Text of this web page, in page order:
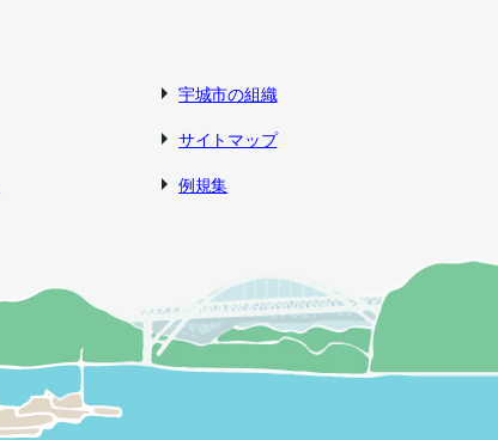
宇城市の組織
サイトマップ
例規集